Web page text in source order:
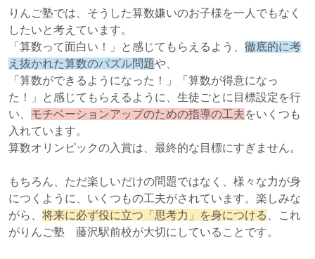
りんご塾では、そうした算数嫌いのお子様を一人でもなく
したいと考えています。
「算数って面白い！」と感じてもらえるよう、 徹底的に考
え抜かれた算数のパズル問題や、
「算数ができるようになった！」「算数が得意になっ
た！」と感じてもらえるように、生徒ごとに目標設定を行
い、 モチベーションアップのための指導の工夫をいくつも
入れています。
算数オリンピックの入賞は、最終的な目標にすぎません。
もちろん、ただ楽しいだけの問題ではなく、様々な力が身
につくように、いくつもの工夫がされています。楽しみな
がら、 将来に必ず役に立つ「思考力」を身につける
、これ
がりんご塾 藤沢駅前校が大切にしていることです。